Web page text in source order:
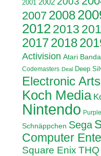
2001 2002
2007 2008
20122013
20172018
Activision Atari
Codemasters Deal Deep
Electronic Arts
Koch Media
Nintendo
Schnäppchen Sega
Computer
Square Enix THQ